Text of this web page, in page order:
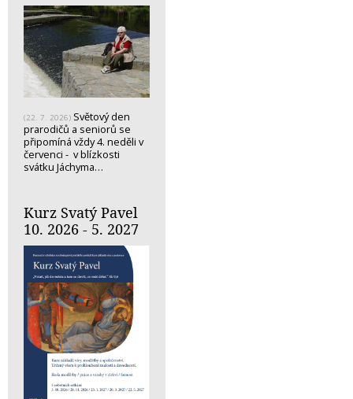
(22. 7. 2026) Světový den
prarodičů a seniorů se
připomíná vždy 4. neděli v
červenci - v blízkosti
svátku Jáchyma…
Kurz Svatý Pavel
10. 2026 - 5. 2027